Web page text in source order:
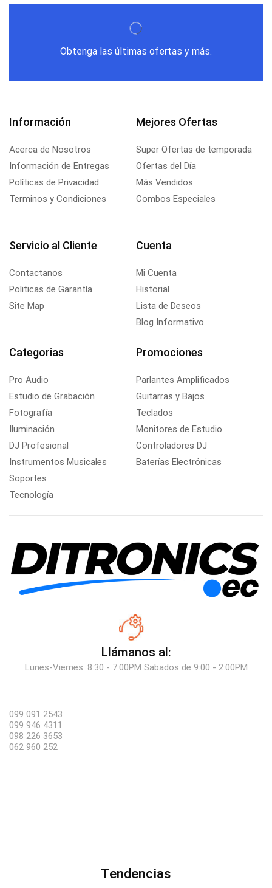
Obtenga las últimas ofertas y más.
Información
Acerca de Nosotros
Información de Entregas
Políticas de Privacidad
Terminos y Condiciones
Mejores Ofertas
Super Ofertas de temporada
Ofertas del Día
Más Vendidos
Combos Especiales
Servicio al Cliente
Contactanos
Politicas de Garantía
Site Map
Cuenta
Mi Cuenta
Historial
Lista de Deseos
Blog Informativo
Categorias
Pro Audio
Estudio de Grabación
Fotografía
Iluminación
DJ Profesional
Instrumentos Musicales
Soportes
Tecnología
Promociones
Parlantes Amplificados
Guitarras y Bajos
Teclados
Monitores de Estudio
Controladores DJ
Baterías Electrónicas
Llámanos al:
Lunes-Viernes: 8:30 - 7:00PM Sabados de 9:00 - 2:00PM
099 091 2543
099 946 4311
098 226 3653
062 960 252
Tendencias